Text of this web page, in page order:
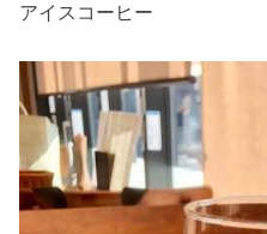
アイスコーヒー